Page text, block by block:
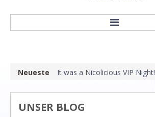
Our mission
Showroom
STYLES
Neueste It was a Nicolicious VIP Night!
UNSER BLOG